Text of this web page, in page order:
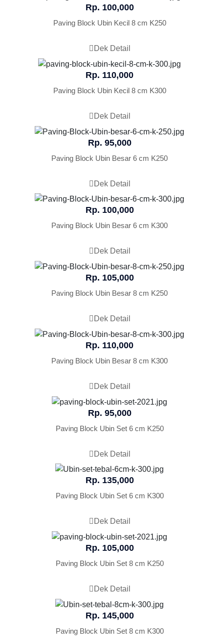
Rp. 100,000
Paving Block Ubin Kecil 8 cm K250
Dek Detail
Rp. 110,000
Paving Block Ubin Kecil 8 cm K300
Dek Detail
Rp. 95,000
Paving Block Ubin Besar 6 cm K250
Dek Detail
Rp. 100,000
Paving Block Ubin Besar 6 cm K300
Dek Detail
Rp. 105,000
Paving Block Ubin Besar 8 cm K250
Dek Detail
Rp. 110,000
Paving Block Ubin Besar 8 cm K300
Dek Detail
Rp. 95,000
Paving Block Ubin Set 6 cm K250
Dek Detail
Rp. 135,000
Paving Block Ubin Set 6 cm K300
Dek Detail
Rp. 105,000
Paving Block Ubin Set 8 cm K250
Dek Detail
Rp. 145,000
Paving Block Ubin Set 8 cm K300